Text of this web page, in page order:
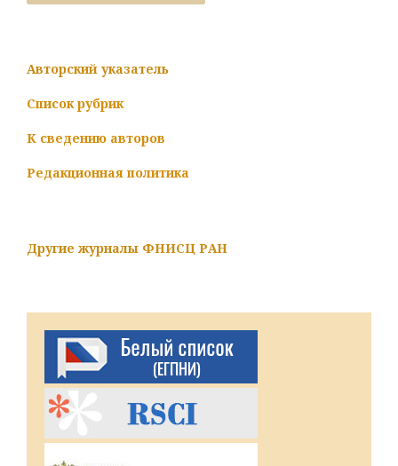
Авторский указатель
Список рубрик
К сведению авторов
Редакционная политика
Другие журналы ФНИСЦ РАН